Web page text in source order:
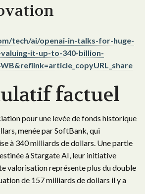
tech/ai/openai-in-talks-for-huge-
it-up-to-340-billion-
factuel
pour une levée de fonds historique
menée par SoftBank, qui
à 340 milliards de dollars. Une partie
à Stargate AI, leur initiative
valorisation représente plus du double
de 157 milliards de dollars il y a